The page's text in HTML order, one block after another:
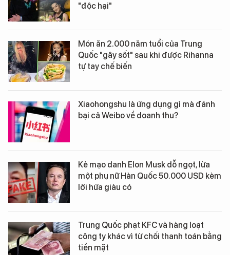
"độc hại"
Món ăn 2.000 năm tuổi của Trung
Quốc "gây sốt" sau khi được Rihanna
tự tay chế biến
Xiaohongshu là ứng dụng gì mà đánh
bại cả Weibo về doanh thu?
Kẻ mạo danh Elon Musk dỗ ngọt, lừa
một phụ nữ Hàn Quốc 50.000 USD kèm
lời hứa giàu có
Trung Quốc phạt KFC và hàng loạt
công ty khác vì từ chối thanh toán bằng
tiền mặt